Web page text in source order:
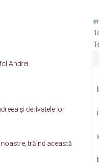
Andrei.
și derivatele lor
trăind această